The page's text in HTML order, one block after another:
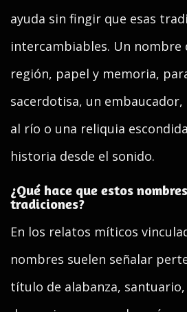
ayuda sin fingir que esas
intercambiables. Un
región, papel y memoria,
sacerdotisa, un
al río o una reliquia
historia desde el sonido.
¿Qué hace que estos
tradiciones?
En los relatos míticos
nombres suelen señalar
título de alabanza,